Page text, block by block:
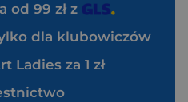
od 99 zł z
dla klubowiczów
Ladies za 1 zł